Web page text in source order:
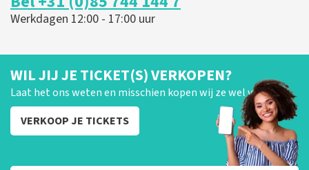
Werkdagen 12:00 - 17:00 uur
WIL JIJ JE TICKET(S) VERKOPEN?
Laat het ons weten en misschien kopen wij ze wel van je!
VERKOOP JE TICKETS